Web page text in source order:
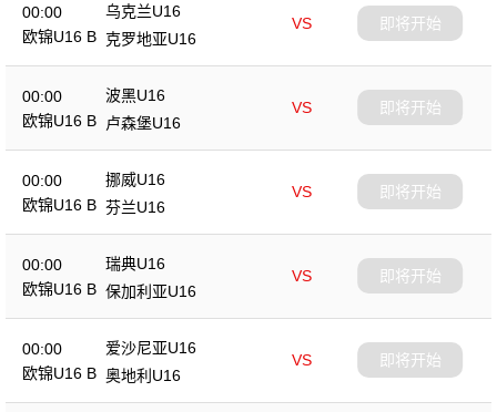
00:00
欧锦U16 B
乌克兰U16
VS
克罗地亚U16
即将开始
00:00
欧锦U16 B
波黑U16
VS
卢森堡U16
即将开始
00:00
欧锦U16 B
挪威U16
VS
芬兰U16
即将开始
00:00
欧锦U16 B
瑞典U16
VS
保加利亚U16
即将开始
00:00
欧锦U16 B
爱沙尼亚U16
VS
奥地利U16
即将开始